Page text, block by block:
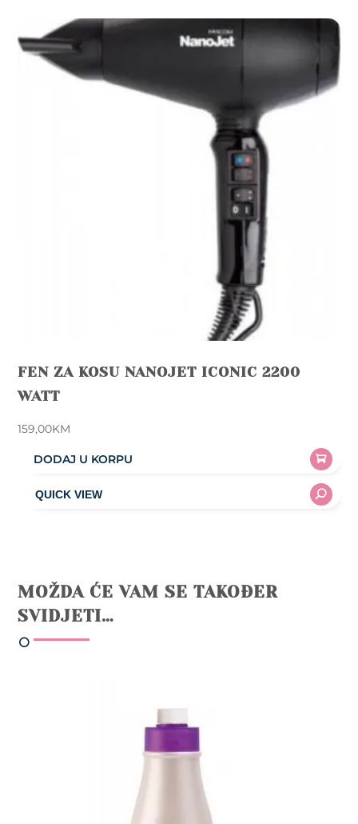
FEN ZA KOSU NANOJET ICONIC 2200
WATT
159,00KM
DODAJ U KORPU
MOŽDA ĆE VAM SE TAKOĐER
SVIDJETI…